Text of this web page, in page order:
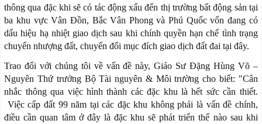
thông qua đặc khi sẽ có tác động xấu đến thị trường bất động sản tại
ba khu vực Vân Đồn, Bắc Vân Phong và Phú Quốc vốn đang có
dấu hiệu hạ nhiệt giao dịch sau khi chính quyền hạn chế tình trạng
chuyển nhượng đất, chuyển đổi mục đích giao dịch đất đai tại đây.
Trao đổi với chúng tôi về vấn đề này, Giáo Sư Đặng Hùng Võ –
Nguyên Thứ trưởng Bộ Tài nguyên & Môi trường cho biết: "Cân
nhắc thông qua việc hình thành các đặc khu là hết sức cần thiết.
Việc cấp đất 99 năm tại các đặc khu không phải là vấn đề chính,
điều cần quan tâm ở đây là đặc khu sẽ phát triển thế nào sau khi